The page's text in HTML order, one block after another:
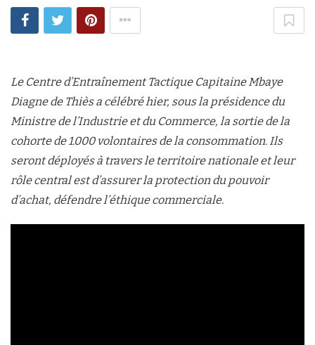
Le Centre d’Entraînement Tactique Capitaine Mbaye
Diagne de Thiès a célébré hier, sous la présidence du
Ministre de l’Industrie et du Commerce, la sortie de la
cohorte de 1.000 volontaires de la consommation. Ils
seront déployés à travers le territoire nationale et leur
rôle central est d’assurer la protection du pouvoir
d’achat, défendre l’éthique commerciale.